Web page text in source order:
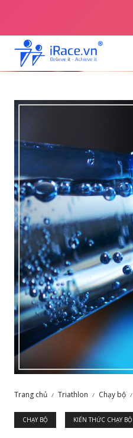
Trang chủ Triathlon Chạy bộ
CHẠY BỘ KIẾN THỨC CHẠY BỘ